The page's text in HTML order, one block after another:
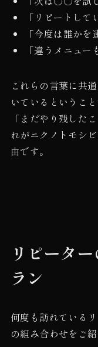
「リピートして
「今度は誰かを
「違うメニュー
これらの言葉に共
いているというこ
「まだやり残した
れがニクノトモシ
由です。
リピータ
ラン
何度も訪れている
の組み合わせをご紹